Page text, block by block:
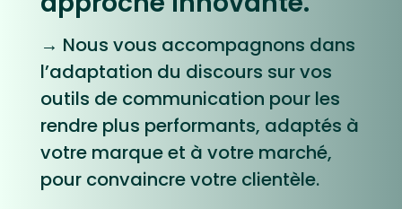
→ Nous vous accompagnons dans
l’adaptation du discours sur vos
outils de communication pour les
rendre plus performants, adaptés à
votre marque et à votre marché,
pour convaincre votre clientèle.